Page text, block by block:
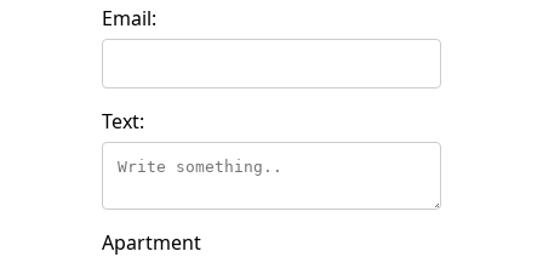
Email:
Text:
Apartment